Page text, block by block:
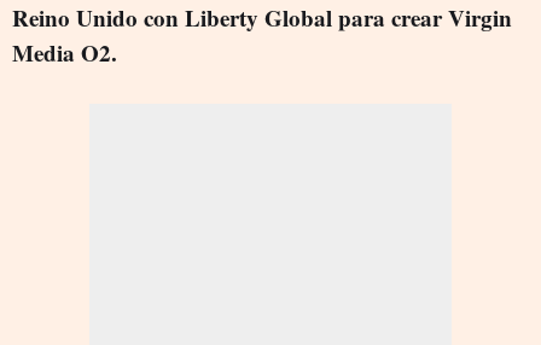
Reino Unido con Liberty Global para crear Virgin
Media O2.